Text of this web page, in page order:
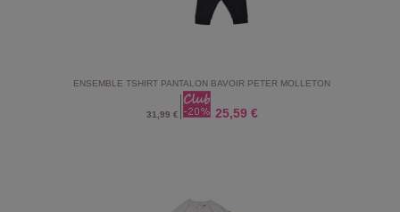
ENSEMBLE TSHIRT PANTALON BAVOIR PETER MOLLETON
31,99 € 25,59 €